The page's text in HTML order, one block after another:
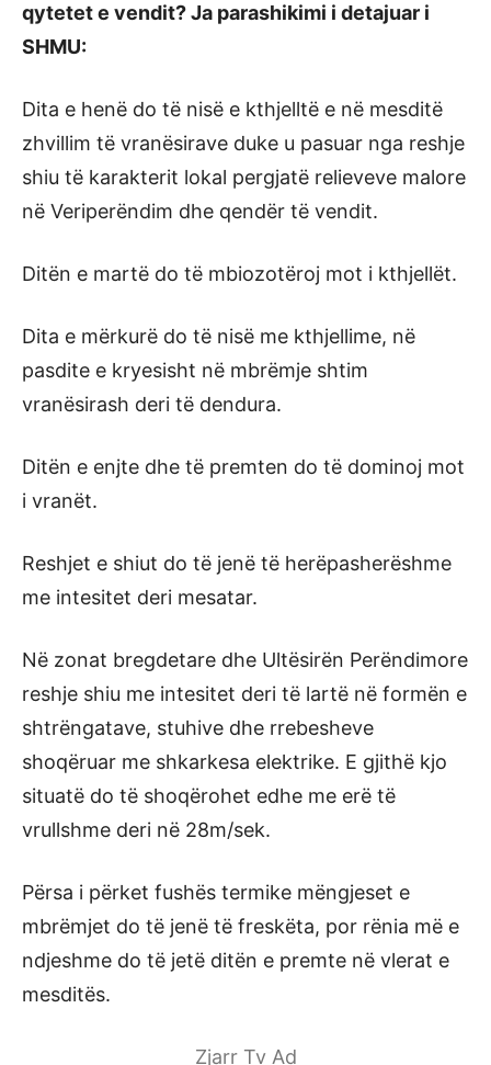
qytetet e vendit? Ja parashikimi i detajuar i
SHMU:
Dita e henë do të nisë e kthjelltë e në mesditë
zhvillim të vranësirave duke u pasuar nga reshje
shiu të karakterit lokal pergjatë relieveve malore
në Veriperëndim dhe qendër të vendit.
Ditën e martë do të mbiozotëroj mot i kthjellët.
Dita e mërkurë do të nisë me kthjellime, në
pasdite e kryesisht në mbrëmje shtim
vranësirash deri të dendura.
Ditën e enjte dhe të premten do të dominoj mot
i vranët.
Reshjet e shiut do të jenë të herëpasherëshme
me intesitet deri mesatar.
Në zonat bregdetare dhe Ultësirën Perëndimore
reshje shiu me intesitet deri të lartë në formën e
shtrëngatave, stuhive dhe rrebesheve
shoqëruar me shkarkesa elektrike. E gjithë kjo
situatë do të shoqërohet edhe me erë të
vrullshme deri në 28m/sek.
Përsa i përket fushës termike mëngjeset e
mbrëmjet do të jenë të freskëta, por rënia më e
ndjeshme do të jetë ditën e premte në vlerat e
mesditës.
Zjarr Tv Ad